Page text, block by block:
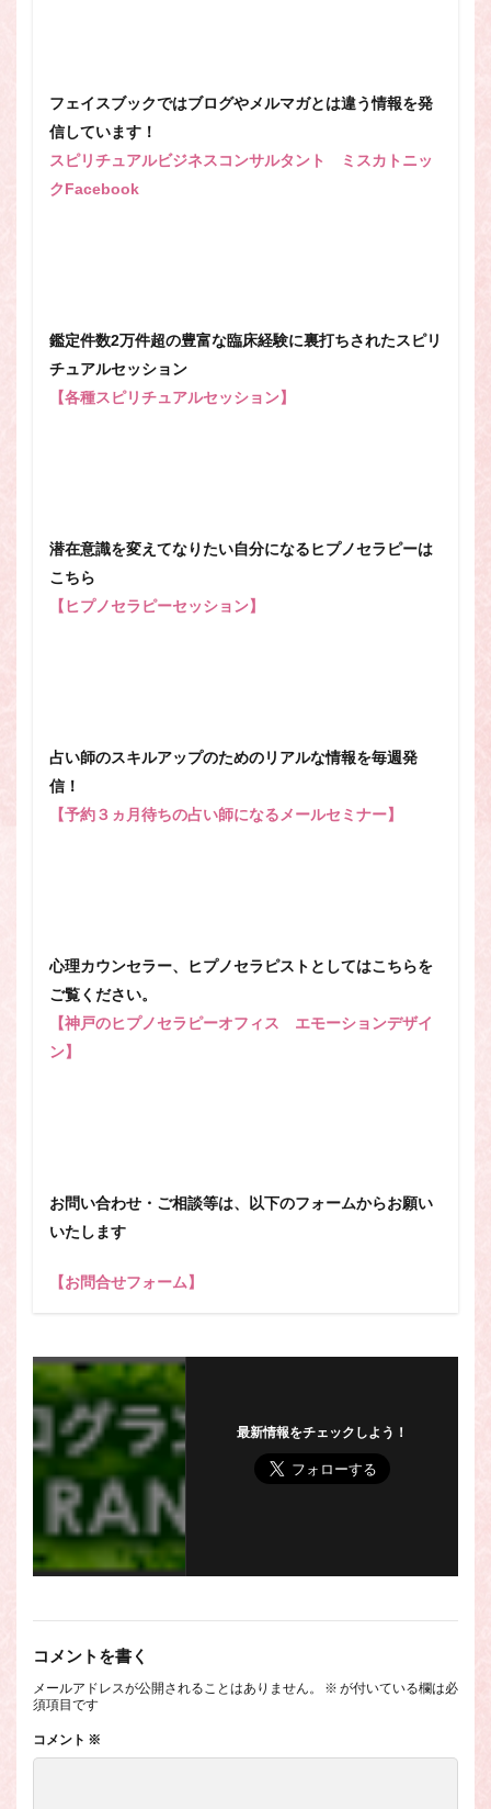
フェイスブックではブログやメルマガとは違う情報を発
信しています！
スピリチュアルビジネスコンサルタント ミスカトニッ
クFacebook
鑑定件数2万件超の豊富な臨床経験に裏打ちされたスピリ
チュアルセッション
【各種スピリチュアルセッション】
潜在意識を変えてなりたい自分になるヒプノセラピーは
こちら
【ヒプノセラピーセッション】
占い師のスキルアップのためのリアルな情報を毎週発
信！
【予約３ヵ月待ちの占い師になるメールセミナー】
心理カウンセラー、ヒプノセラピストとしてはこちらを
ご覧ください。
【神戸のヒプノセラピーオフィス エモーションデザイ
ン】
お問い合わせ・ご相談等は、以下のフォームからお願い
いたします
【お問合せフォーム】
最新情報をチェックしよう！
コメントを書く
メールアドレスが公開されることはありません。 ※ が付いている欄は必
須項目です
コメント ※